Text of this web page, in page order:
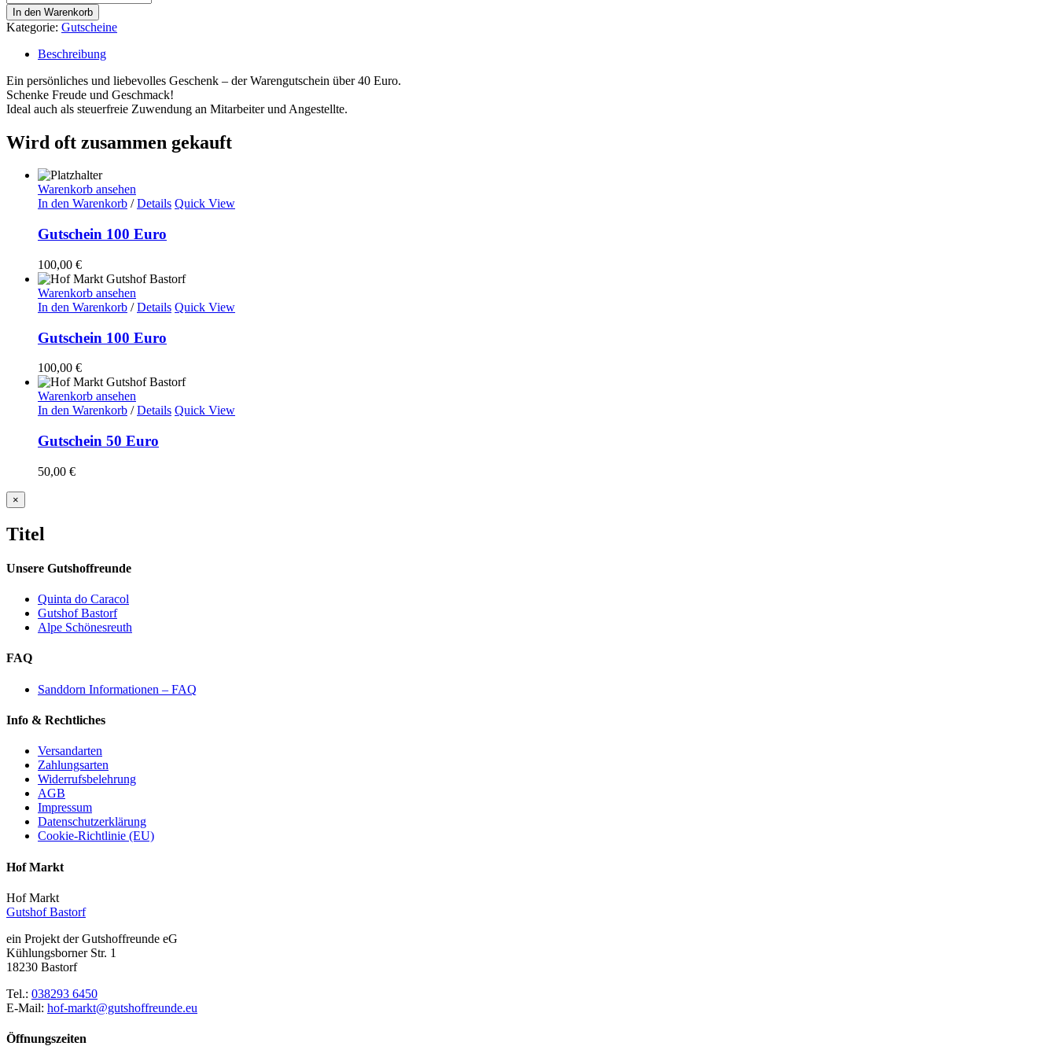
40
Euro
Menge
In den Warenkorb
Kategorie: Gutscheine
Beschreibung
Ein persönliches und liebevolles Geschenk – der Warengutschein über 40 Euro.
Schenke Freude und Geschmack!
Ideal auch als steuerfreie Zuwendung an Mitarbeiter und Angestellte.
Wird oft zusammen gekauft
Warenkorb ansehen
In den Warenkorb / Details Quick View
Gutschein 100 Euro
100,00 €
Warenkorb ansehen
In den Warenkorb / Details Quick View
Gutschein 100 Euro
100,00 €
Warenkorb ansehen
In den Warenkorb / Details Quick View
Gutschein 50 Euro
50,00 €
Close
product
view
×
Titel
Unsere Gutshoffreunde
Quinta do Caracol
Gutshof Bastorf
Alpe Schönesreuth
FAQ
Sanddorn Informationen – FAQ
Info & Rechtliches
Versandarten
Zahlungsarten
Widerrufsbelehrung
AGB
Impressum
Datenschutzerklärung
Cookie-Richtlinie (EU)
Hof Markt
Hof Markt
Gutshof Bastorf
ein Projekt der Gutshoffreunde eG
Kühlungsborner Str. 1
18230 Bastorf
Tel.: 038293 6450
E-Mail: hof-markt@gutshoffreunde.eu
Öffnungszeiten